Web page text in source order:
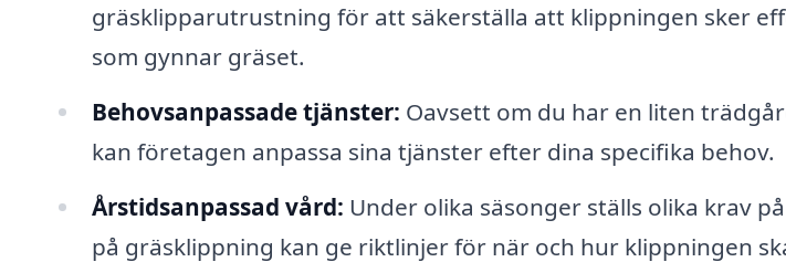
gräsklipparutrustning för att säkerställa att klippningen sker
som gynnar gräset.
Behovsanpassade tjänster: Oavsett om du har en liten
kan företagen anpassa sina tjänster efter dina specifika behov.
Årstidsanpassad vård: Under olika säsonger ställs olika krav
på gräsklippning kan ge riktlinjer för när och hur klippningen